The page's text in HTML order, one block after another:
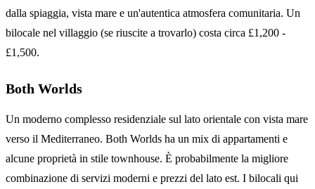
dalla spiaggia, vista mare e un'autentica atmosfera comunitaria. Un
bilocale nel villaggio (se riuscite a trovarlo) costa circa £1,200 -
£1,500.
Both Worlds
Un moderno complesso residenziale sul lato orientale con vista mare
verso il Mediterraneo. Both Worlds ha un mix di appartamenti e
alcune proprietà in stile townhouse. È probabilmente la migliore
combinazione di servizi moderni e prezzi del lato est. I bilocali qui